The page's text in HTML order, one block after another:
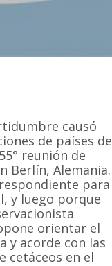
causó
de países de
reunión de
Berlín, Alemania.
para
y luego porque
orientar el
y acorde con las
cetáceos en el